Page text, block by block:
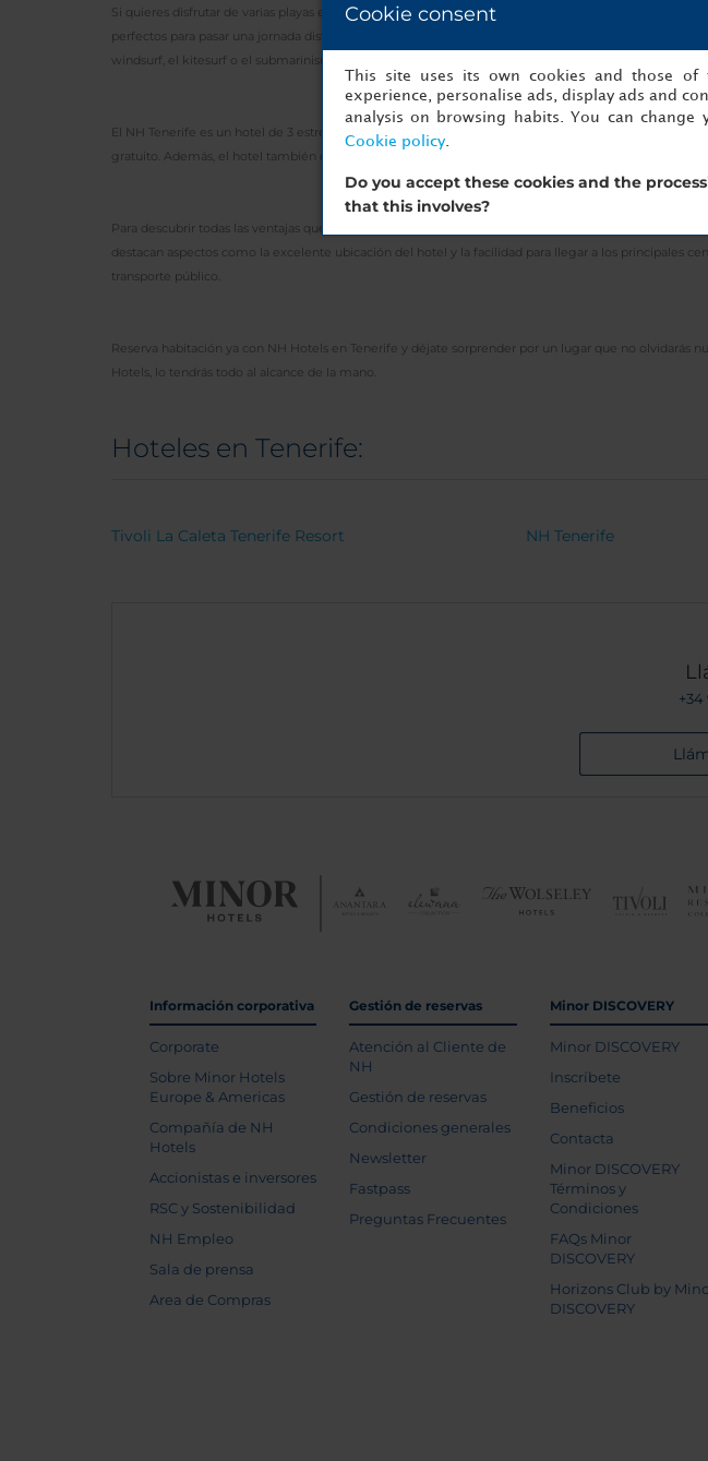
Si quieres disfrutar de varias playas espectaculares de Tenerife, elige NH Hotels y visita, por
perfectos para pasar una jornada disfrutando del sol. Otros rincones costeros imprescindibles son
windsurf, el kitesurf o el submarinismo.
El NH Tenerife es un hotel de 3 estrellas que ofrece comodidades de lujo al mejor precio. Cuenta
gratuito. Además, el hotel también dispone de un moderno restaurante donde puedes comer de
Para descubrir todas las ventajas que te ofrece el NH Tenerife en comparación con otros hoteles de
destacan aspectos como la excelente ubicación del hotel y la facilidad para llegar a los principales
transporte público.
Reserva habitación ya con NH Hotels en Tenerife y déjate sorprender por un lugar que no olvidarás
Hotels, lo tendrás todo al alcance de la mano.
Hoteles en Tenerife:
Tivoli La Caleta Tenerife Resort NH Tenerife
+34
Información corporativa
Corporate
Sobre Minor Hotels
Europe & Americas
Compañía de NH
Hotels
Accionistas e inversores
RSC y Sostenibilidad
NH Empleo
Sala de prensa
Area de Compras
Gestión de reservas
Atención al Cliente de
NH
Gestión de reservas
Condiciones generales
Newsletter
Fastpass
Preguntas Frecuentes
Minor DISCOVERY
Minor DISCOVERY
Inscríbete
Beneficios
Contacta
Minor DISCOVERY
Términos y
Condiciones
FAQs Minor
DISCOVERY
Horizons Club by
DISCOVERY
Cookie consent
This site uses its own cookies and those
experience, personalise ads, display ads and
analysis on browsing habits. You can change
Cookie policy.
Do you accept these cookies and the
that this involves?